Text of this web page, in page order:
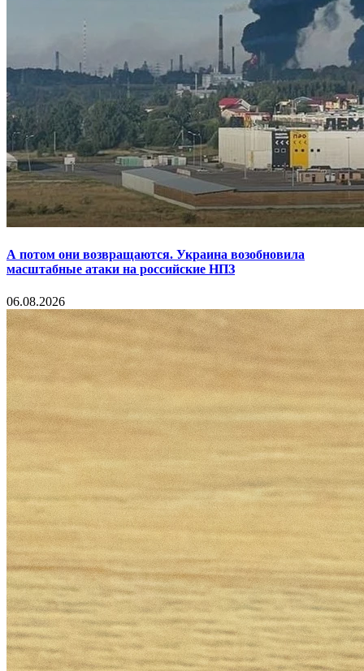
А потом они возвращаются. Украина возобновила
масштабные атаки на российские НПЗ
06.08.2026